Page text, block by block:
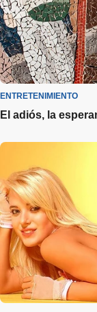
ENTRETENIMIENTO
El adiós, la